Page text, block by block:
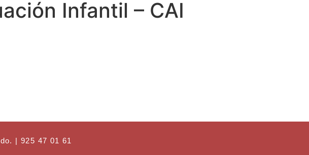
Infantil – CAI
| 925 47 01 61